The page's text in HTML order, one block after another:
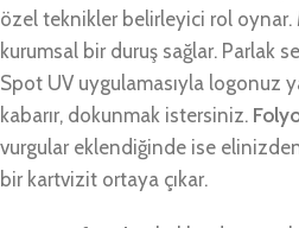
özel teknikler belirleyici rol
kurumsal bir duruş sağlar. Parlak
Spot UV uygulamasıyla logonuz
kabarır, dokunmak istersiniz.
vurgular eklendiğinde ise
bir kartvizit ortaya çıkar.